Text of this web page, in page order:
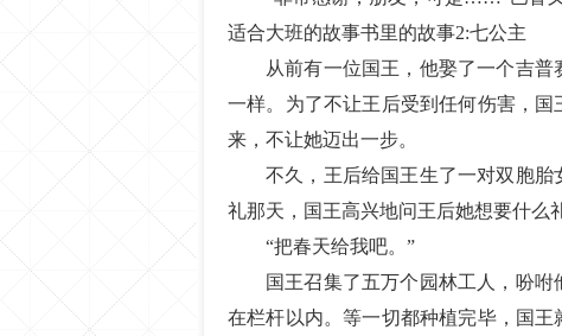
适合大班的故事书里的故事2:七公主
从前有一位国王，他娶了一个吉
一样。为了不让王后受到任何伤害，
来，不让她迈出一步。
不久，王后给国王生了一对双胞
礼那天，国王高兴地问王后她想要什么
“把春天给我吧。”
国王召集了五万个园林工人，吩
在栏杆以内。等一切都种植完毕，国